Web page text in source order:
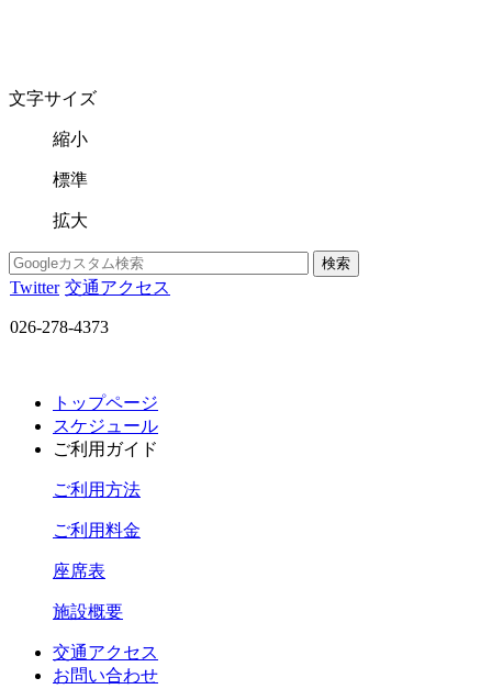
文字サイズ
縮小
標準
拡大
Twitter 交通アクセス
026-278-4373
トップページ
スケジュール
ご利用ガイド
ご利用方法
ご利用料金
座席表
施設概要
交通アクセス
お問い合わせ